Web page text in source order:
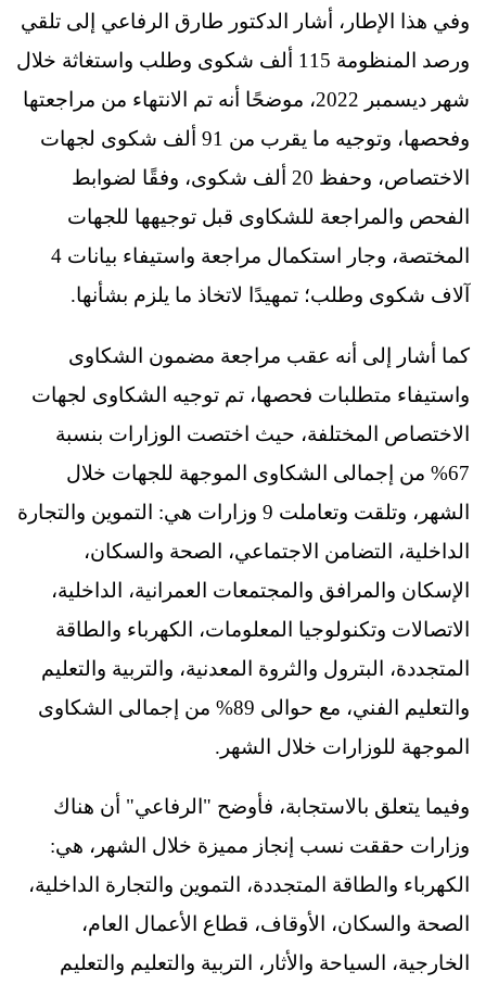
وفي هذا الإطار، أشار الدكتور طارق الرفاعي إلى تلقي
ورصد المنظومة 115 ألف شكوى وطلب واستغاثة خلال
شهر ديسمبر 2022، موضحًا أنه تم الانتهاء من مراجعتها
وفحصها، وتوجيه ما يقرب من 91 ألف شكوى لجهات
الاختصاص، وحفظ 20 ألف شكوى، وفقًا لضوابط
الفحص والمراجعة للشكاوى قبل توجيهها للجهات
المختصة، وجار استكمال مراجعة واستيفاء بيانات 4
آلاف شكوى وطلب؛ تمهيدًا لاتخاذ ما يلزم بشأنها.
كما أشار إلى أنه عقب مراجعة مضمون الشكاوى
واستيفاء متطلبات فحصها، تم توجيه الشكاوى لجهات
الاختصاص المختلفة، حيث اختصت الوزارات بنسبة
67% من إجمالى الشكاوى الموجهة للجهات خلال
الشهر، وتلقت وتعاملت 9 وزارات هي: التموين والتجارة
الداخلية، التضامن الاجتماعي، الصحة والسكان،
الإسكان والمرافق والمجتمعات العمرانية، الداخلية،
الاتصالات وتكنولوجيا المعلومات، الكهرباء والطاقة
المتجددة، البترول والثروة المعدنية، والتربية والتعليم
والتعليم الفني، مع حوالى 89% من إجمالى الشكاوى
الموجهة للوزارات خلال الشهر.
وفيما يتعلق بالاستجابة، فأوضح "الرفاعي" أن هناك
وزارات حققت نسب إنجاز مميزة خلال الشهر، هي:
الكهرباء والطاقة المتجددة، التموين والتجارة الداخلية،
الصحة والسكان، الأوقاف، قطاع الأعمال العام،
الخارجية، السياحة والأثار، التربية والتعليم والتعليم